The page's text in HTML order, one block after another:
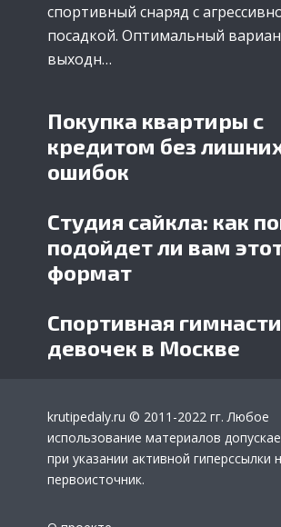
спортивный снаряд с
посадкой. Оптимальный
выходн…
Покупка квартиры с
кредитом без
ошибок
Студия сайкла: как
подойдет ли вам
формат
Спортивная
девочек в Москве
krutipedaly.ru © 2011-2022 гг. Любое
использование материалов
при указании активной гиперссылки
первоисточник.